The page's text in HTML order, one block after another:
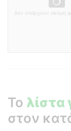
Δεν υπάρχουν ακόμη
Το λίστα
στον